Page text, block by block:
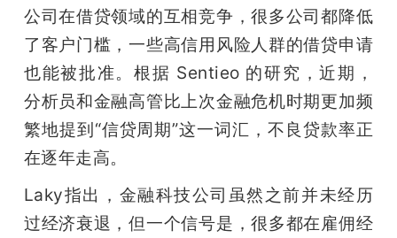
公司在借贷领域的互相竞争，很多公司都降低
了客户门槛，一些高信用风险人群的借贷申请
也能被批准。根据 Sentieo 的研究，近期，
分析员和金融高管比上次金融危机时期更加频
繁地提到“信贷周期”这一词汇，不良贷款率正
在逐年走高。
Laky指出，金融科技公司虽然之前并未经历
过经济衰退，但一个信号是，很多都在雇佣经